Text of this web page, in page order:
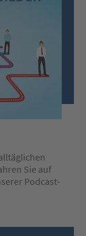
Sie auf
Podcast-